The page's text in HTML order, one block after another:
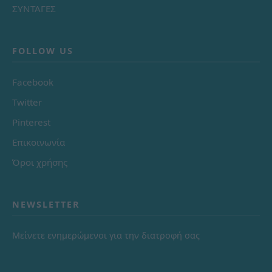
ΣΥΝΤΑΓΕΣ
FOLLOW US
Facebook
Twitter
Pinterest
Επικοινωνία
Όροι χρήσης
NEWSLETTER
Μείνετε ενημερώμενοι για την διατροφή σας